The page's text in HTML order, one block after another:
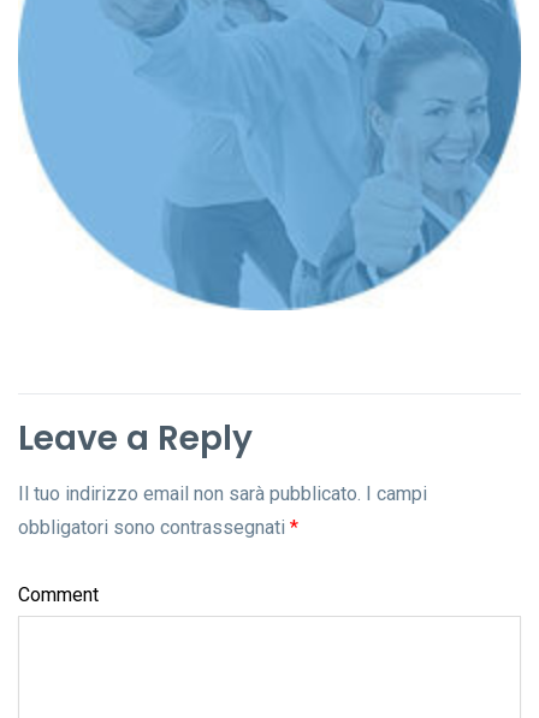
Leave a Reply
Il tuo indirizzo email non sarà pubblicato. I campi
obbligatori sono contrassegnati *
Comment